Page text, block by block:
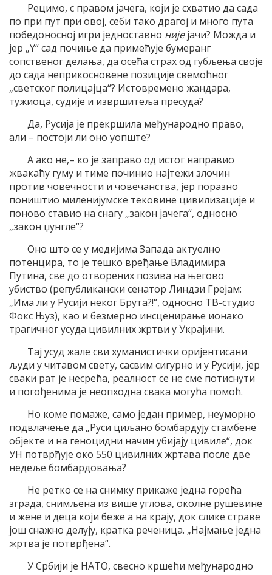
Рецимо, с правом јачега, који је схватио да сада
по при пут при овој, себи тако драгој и много пута
победоносној игри једноставно нијејачи? Можда и
јер „Y“ сад почиње да примећује бумеранг
сопственог делања, да осећа страх од губљења своје
до сада неприкосновене позиције свемоћног
„светског полицајца“? Истовремено жандара,
тужиоца, судије и извршитеља пресуда?
Да, Русија је прекршила међународно право,
али – постоји ли оно уопште?
А ако не,– ко је заправо од истог направио
жвакаћу гуму и тиме починио најтежи злочин
против човечности и човечанства, јер поразно
поништио миленијумске тековине цивилизације и
поново ставио на снагу „закон јачега“, односно
„закон џунгле“?
Оно што се у медијима Запада актуелно
потенцира, то је тешко вређање Владимира
Путина, све до отворених позива на његово
убиство (републикански сенатор Линдзи Грејам:
„Има ли у Русији неког Брута?!“, односно ТВ-студио
Фокс Њуз), као и безмерно инсценирање ионако
трагичног усуда цивилних жртви у Украјини.
Тај усуд жале сви хуманистички оријентисани
људи у читавом свету, сасвим сигурно и у Русији, јер
сваки рат је несрећа, реалност се не сме потиснути
и погођенима је неопходна свака могућа помоћ.
Но коме помаже, само један пример, неуморно
подвлачење да „Руси циљано бомбардују стамбене
објекте и на геноцидни начин убијају цивиле“, док
УН потврђује око 550 цивилних жртава после две
недеље бомбардовања?
Не ретко се на снимку прикаже једна горећа
зграда, снимљена из више углова, околне рушевине
и жене и деца који беже а на крају, док слике страве
још снажно делују, кратка реченица. „Најмање једна
жртва је потврђена“.
У Србији је НАТО, свесно кршећи међународно